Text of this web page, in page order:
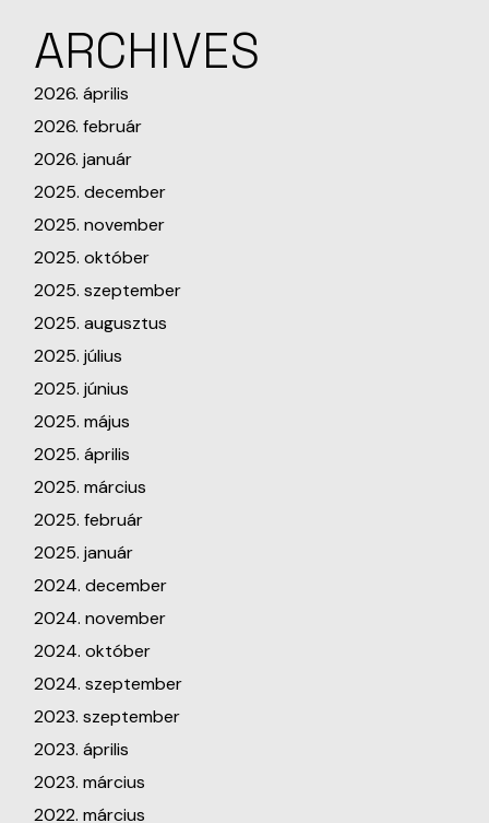
ARCHIVES
2026. április
2026. február
2026. január
2025. december
2025. november
2025. október
2025. szeptember
2025. augusztus
2025. július
2025. június
2025. május
2025. április
2025. március
2025. február
2025. január
2024. december
2024. november
2024. október
2024. szeptember
2023. szeptember
2023. április
2023. március
2022. március